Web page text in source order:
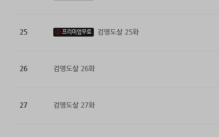
25 프리미엄무료 검명도살 25화
26 검명도살 26화
27 검명도살 27화